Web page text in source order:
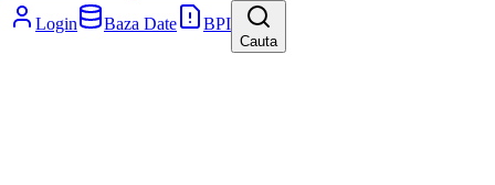
Login
Baza Date BPI
Cauta